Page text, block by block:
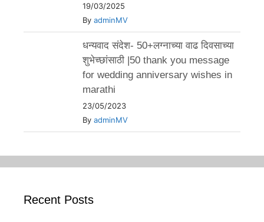
19/03/2025
By adminMV
धन्यवाद संदेश- 50+लग्नाच्या वाढ दिवसाच्या
शुभेच्छांसाठी |50 thank you message
for wedding anniversary wishes in
marathi
23/05/2023
By adminMV
Recent Posts